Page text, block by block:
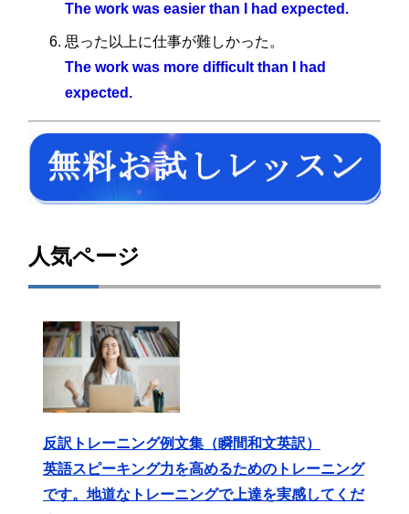
The work was easier than I had expected.
思った以上に仕事が難しかった。
The work was more difficult than I had
expected.
人気ページ
反訳トレーニング例文集（瞬間和文英訳）
英語スピーキング力を高めるためのトレーニング
です。地道なトレーニングで上達を実感してくだ